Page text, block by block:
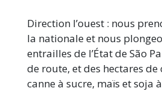
Direction l’ouest : nous
la nationale et nous
entrailles de l’État de São
de route, et des hectares de
canne à sucre, maïs et soja